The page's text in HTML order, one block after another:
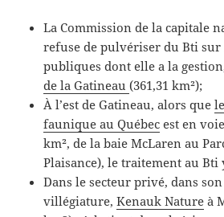
La Commission de la capitale
refuse de pulvériser du Bti sur
publiques dont elle a la
de la Gatineau(361,31 km²);
À l’est de Gatineau, alors que
faunique au Québec est en
km², de la baie McLaren au
Plaisance), le traitement au
Dans le secteur privé, dans
villégiature,Kenauk Nature à